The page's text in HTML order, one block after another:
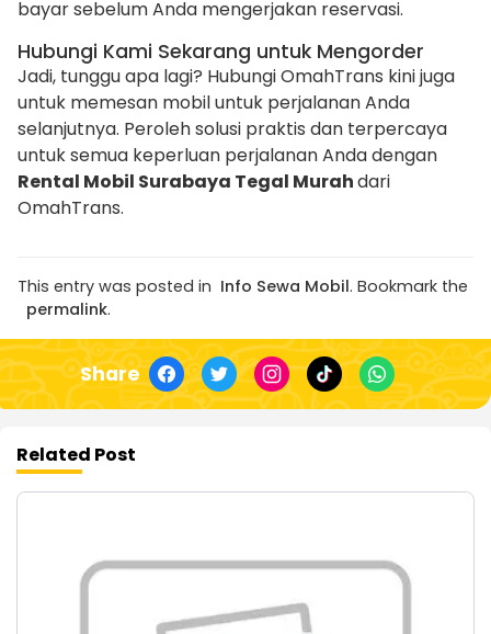
bayar sebelum Anda mengerjakan reservasi.
Hubungi Kami Sekarang untuk Mengorder
Jadi, tunggu apa lagi? Hubungi OmahTrans kini juga
untuk memesan mobil untuk perjalanan Anda
selanjutnya. Peroleh solusi praktis dan terpercaya
untuk semua keperluan perjalanan Anda dengan
Rental Mobil Surabaya Tegal Murahdari
OmahTrans.
This entry was posted in Info Sewa Mobil. Bookmark the
permalink.
Share
Related Post